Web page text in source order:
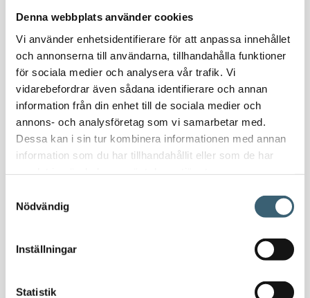
Denna webbplats använder cookies
Vi använder enhetsidentifierare för att anpassa innehållet
och annonserna till användarna, tillhandahålla funktioner
för sociala medier och analysera vår trafik. Vi
vidarebefordrar även sådana identifierare och annan
information från din enhet till de sociala medier och
annons- och analysföretag som vi samarbetar med.
Dessa kan i sin tur kombinera informationen med annan
information som du har tillhandahållit eller som de har
Nödvändig
Inställningar
Statistik
Vattenvagnar
Oljeavskiljare & Fettavskiljare
Specialsvetsade lagringstankar
Ståltankar för lagring, transport & process
AdBlue
AdBluetankar
AdBlue transporttankar
AdBluepumpar & tillbehör
Dieseltankar ADR 500-3000 liter